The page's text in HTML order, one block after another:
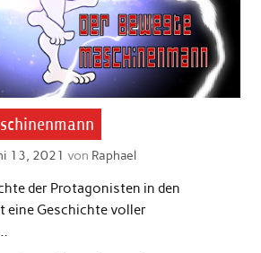
13, 2021 von Raphael
der Protagonisten in den
eine Geschichte voller